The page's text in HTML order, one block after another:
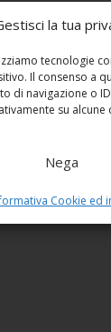
la tua
tecnologie
Il consenso a
di navigazione o
su alcune
Nega
Cookie ed